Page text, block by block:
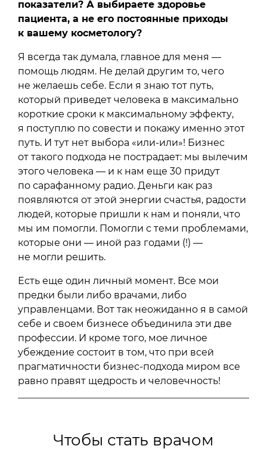
показатели? А выбираете здоровье
пациента, а не его постоянные приходы
к вашему косметологу?
Я всегда так думала, главное для меня —
помощь людям. Не делай другим то, чего
не желаешь себе. Если я знаю тот путь,
который приведет человека в максимально
короткие сроки к максимальному эффекту,
я поступлю по совести и покажу именно этот
путь. И тут нет выбора «или-или»! Бизнес
от такого подхода не пострадает: мы вылечим
этого человека — и к нам еще 30 придут
по сарафанному радио. Деньги как раз
появляются от этой энергии счастья, радости
людей, которые пришли к нам и поняли, что
мы им помогли. Помогли с теми проблемами,
которые они — иной раз годами (!) —
не могли решить.
Есть еще один личный момент. Все мои
предки были либо врачами, либо
управленцами. Вот так неожиданно я в самой
себе и своем бизнесе объединила эти две
профессии. И кроме того, мое личное
убеждение состоит в том, что при всей
прагматичности бизнес-подхода миром все
равно правят щедрость и человечность!
Чтобы стать врачом